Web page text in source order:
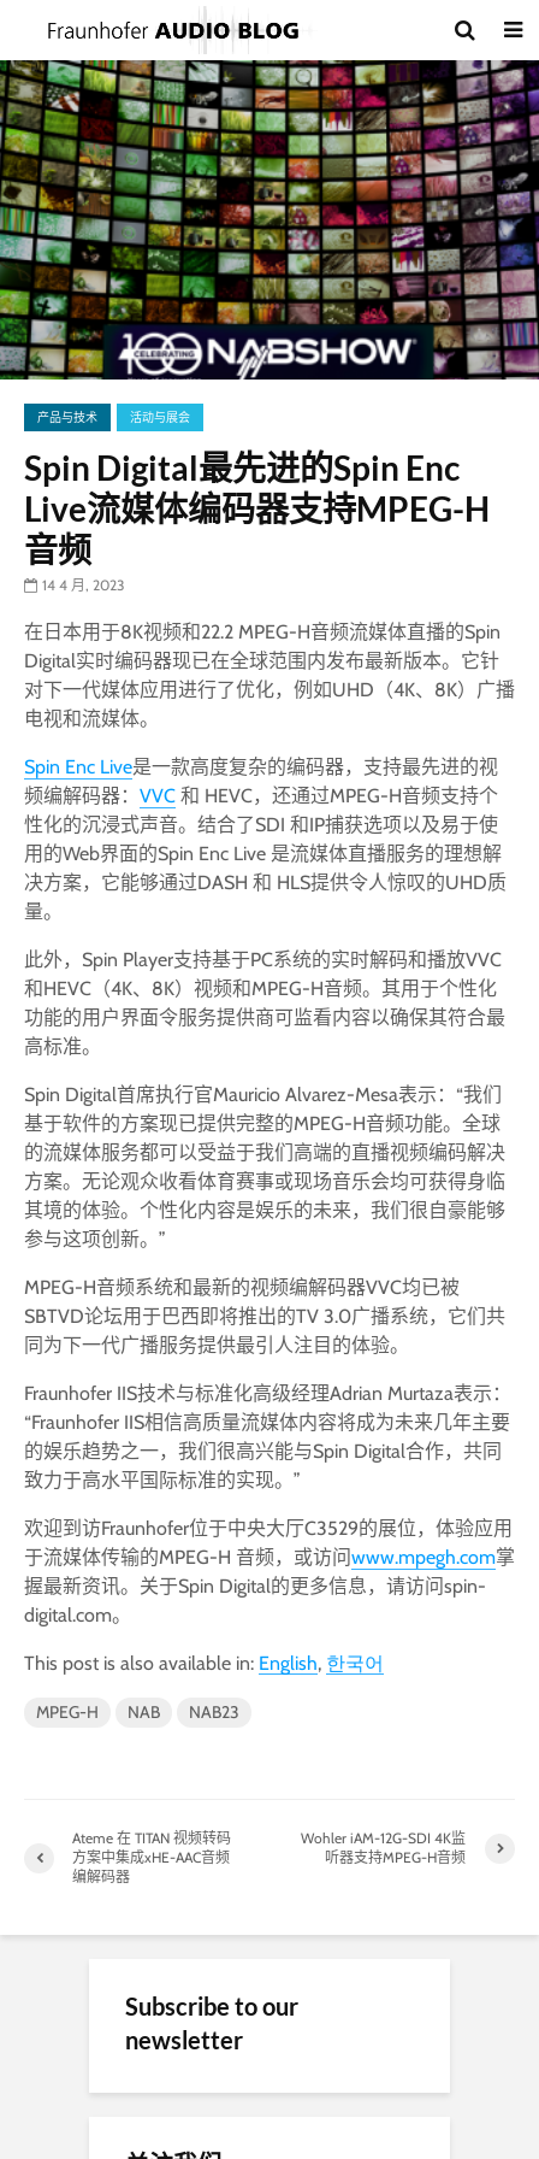
产品与技术 活动与展会
Spin Digital最先进的Spin Enc
Live流媒体编码器支持MPEG-H
音频
14 4 月, 2023
在日本用于8K视频和22.2 MPEG-H音频流媒体直播的Spin
Digital实时编码器现已在全球范围内发布最新版本。它针
对下一代媒体应用进行了优化，例如UHD（4K、8K）广播
电视和流媒体。
Spin Enc Live是一款高度复杂的编码器，支持最先进的视
频编解码器： VVC 和 HEVC，还通过MPEG-H音频支持个
性化的沉浸式声音。结合了SDI 和IP捕获选项以及易于使
用的Web界面的Spin Enc Live 是流媒体直播服务的理想解
决方案，它能够通过DASH 和 HLS提供令人惊叹的UHD质
量。
此外，Spin Player支持基于PC系统的实时解码和播放VVC
和HEVC（4K、8K）视频和MPEG-H音频。其用于个性化
功能的用户界面令服务提供商可监看内容以确保其符合最
高标准。
Spin Digital首席执行官Mauricio Alvarez-Mesa表示：“我们
基于软件的方案现已提供完整的MPEG-H音频功能。全球
的流媒体服务都可以受益于我们高端的直播视频编码解决
方案。无论观众收看体育赛事或现场音乐会均可获得身临
其境的体验。个性化内容是娱乐的未来，我们很自豪能够
参与这项创新。”
MPEG-H音频系统和最新的视频编解码器VVC均已被
SBTVD论坛用于巴西即将推出的TV 3.0广播系统，它们共
同为下一代广播服务提供最引人注目的体验。
Fraunhofer IIS技术与标准化高级经理Adrian Murtaza表示：
“Fraunhofer IIS相信高质量流媒体内容将成为未来几年主要
的娱乐趋势之一，我们很高兴能与Spin Digital合作，共同
致力于高水平国际标准的实现。”
欢迎到访Fraunhofer位于中央大厅C3529的展位，体验应用
于流媒体传输的MPEG-H 音频，或访问www.mpegh.com掌
握最新资讯。关于Spin Digital的更多信息，请访问spin-
digital.com。
This post is also available in: English 한국어
MPEG-H NAB NAB23
Ateme 在 TITAN 视频转码
方案中集成xHE-AAC音频
编解码器
Wohler iAM-12G-SDI 4K监
听器支持MPEG-H音频
Subscribe to our
newsletter